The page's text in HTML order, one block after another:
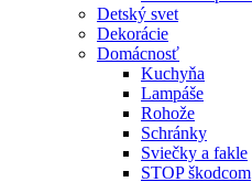
Detský svet
Dekorácie
Domácnosť
Kuchyňa
Lampáše
Rohože
Schránky
Sviečky a fakle
STOP škodcom